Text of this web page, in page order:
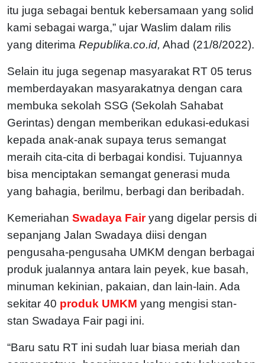
itu juga sebagai bentuk kebersamaan yang solid
kami sebagai warga,” ujar Waslim dalam rilis
yang diterima Republika.co.id, Ahad (21/8/2022).
Selain itu juga segenap masyarakat RT 05 terus
memberdayakan masyarakatnya dengan cara
membuka sekolah SSG (Sekolah Sahabat
Gerintas) dengan memberikan edukasi-edukasi
kepada anak-anak supaya terus semangat
meraih cita-cita di berbagai kondisi. Tujuannya
bisa menciptakan semangat generasi muda
yang bahagia, berilmu, berbagi dan beribadah.
Kemeriahan Swadaya Fairyang digelar persis di
sepanjang Jalan Swadaya diisi dengan
pengusaha-pengusaha UMKM dengan berbagai
produk jualannya antara lain peyek, kue basah,
minuman kekinian, pakaian, dan lain-lain. Ada
sekitar 40 produk UMKM yang mengisi stan-
stan Swadaya Fair pagi ini.
“Baru satu RT ini sudah luar biasa meriah dan